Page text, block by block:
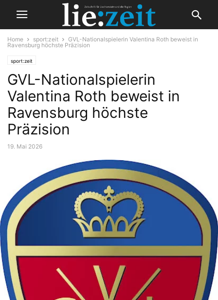
Home sport:zeit
GVL-Nationalspielerin Valentina Roth beweist in
Ravensburg höchste Präzision
sport:zeit
GVL-Nationalspielerin
Valentina Roth beweist in
Ravensburg höchste
Präzision
19. Mai 2026